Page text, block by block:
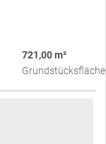
721,00 m²
Grundstücksfläche